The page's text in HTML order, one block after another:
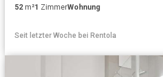
52 m²1 ZimmerWohnung
Seit letzter Woche bei Rentola